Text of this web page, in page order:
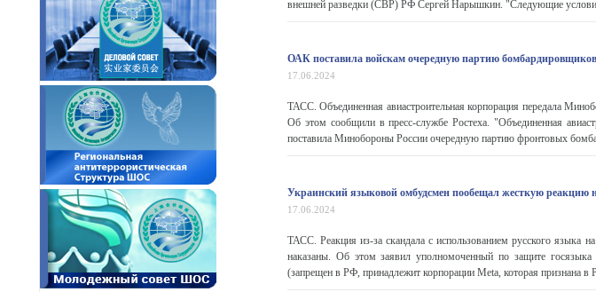
внешней разведки (СВР) РФ Сергей Нарышкин. "Следующие
ОАК поставила войскам очередную партию
17.06.2024
ТАСС. Объединенная авиастроительная корпорация передала
Об этом сообщили в пресс-службе Ростеха. "Объединенная
поставила Минобороны России очередную партию фронтовых
Украинский языковой омбудсмен пообещал жесткую реакцию
17.06.2024
ТАСС. Реакция из-за скандала с использованием русского языка
наказаны. Об этом заявил уполномоченный по защите
(запрещен в РФ, принадлежит корпорации Meta, которая признана в